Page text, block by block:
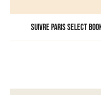
Suivre Paris Select